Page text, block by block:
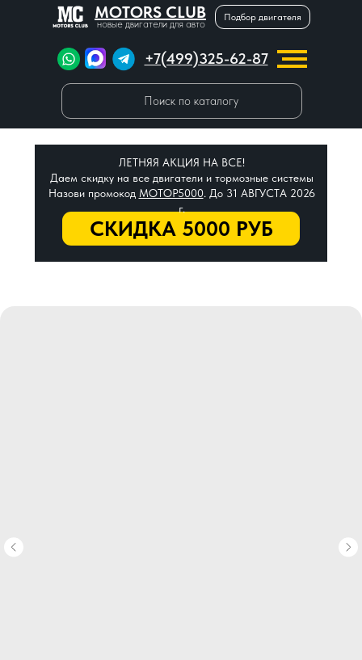
MOTORS CLUB
новые двигатели для авто
Подбор двигателя
+7(499)325-62-87
Поиск по каталогу
СКИДКА 5000 РУБ
ЛЕТНЯЯ АКЦИЯ НА ВСЕ!
Даем скидку на все двигатели и тормозные системы
Назови промокод МОТОР5000. До 31 АВГУСТА 2026
г.